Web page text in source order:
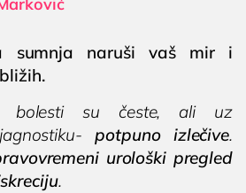
sumnja naruši vaš mir i
bolesti su česte, ali uz
potpuno izlečive.
urološki pregled
.